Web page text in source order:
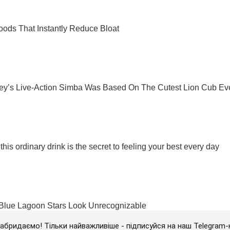
Тільки найважливіше - підписуйся на наш Telegram-